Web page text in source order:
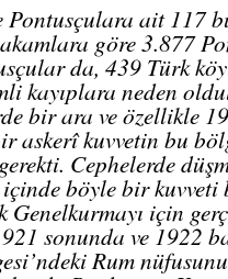
Pontusçulara ait 117
göre 3.877
da, 439 Türk
kayıplara neden
bir ara ve özellikle
askerî kuvvetin bu
Cephelerde
böyle bir kuvveti
Genelkurmayı için
sonunda ve 1922
Rum